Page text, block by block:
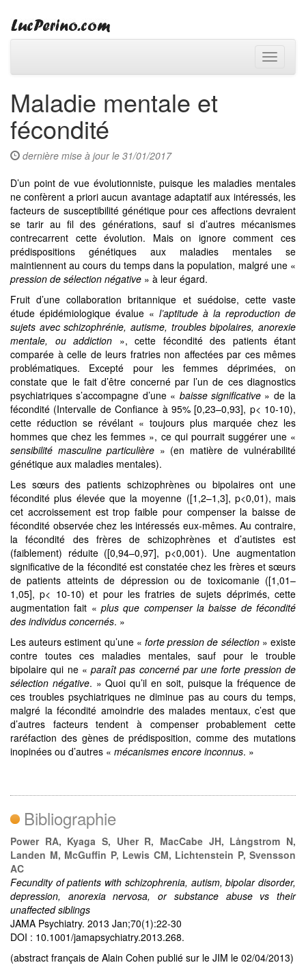
Toggle
Maladie mentale et
fécondité
dernière mise à jour le 31/01/2017
D’un point de vue évolutionniste, puisque les maladies mentales
ne confèrent a priori aucun avantage adaptatif aux intéressés, les
facteurs de susceptibilité génétique pour ces affections devraient
se tarir au fil des générations, sauf si d’autres mécanismes
contrecarrent cette évolution. Mais on ignore comment ces
prédispositions génétiques aux maladies mentales se
maintiennent au cours du temps dans la population, malgré une «
pression de sélection négative » à leur égard.
Fruit d’une collaboration britannique et suédoise, cette vaste
étude épidémiologique évalue « l’aptitude à la reproduction de
sujets avec schizophrénie, autisme, troubles bipolaires, anorexie
mentale, ou addiction », cette fécondité des patients étant
comparée à celle de leurs fratries non affectées par ces mêmes
problématiques. Excepté pour les femmes déprimées, on
constate que le fait d’être concerné par l’un de ces diagnostics
psychiatriques s’accompagne d’une « baisse significative» de la
fécondité (Intervalle de Confiance à 95% [0,23–0,93], p< 10-10),
cette réduction se révélant « toujours plus marquée chez les
hommes que chez les femmes », ce qui pourrait suggérer une «
sensibilité masculine particulière » (en matière de vulnérabilité
génétique aux maladies mentales).
Les sœurs des patients schizophrènes ou bipolaires ont une
fécondité plus élevée que la moyenne ([1,2–1,3], p<0,01), mais
cet accroissement est trop faible pour compenser la baisse de
fécondité observée chez les intéressés eux-mêmes. Au contraire,
la fécondité des frères de schizophrènes et d’autistes est
(faiblement) réduite ([0,94–0,97], p<0,001). Une augmentation
significative de la fécondité est constatée chez les frères et sœurs
de patients atteints de dépression ou de toxicomanie ([1,01–
1,05], p< 10-10) et pour les fratries de sujets déprimés, cette
augmentation fait « plus que compenser la baisse de fécondité
des individus concernés. »
Les auteurs estiment qu’une « forte pression de sélection» existe
contre toutes ces maladies mentales, sauf pour le trouble
bipolaire qui ne «paraît pas concerné par une forte pression de
sélection négative. » Quoi qu’il en soit, puisque la fréquence de
ces troubles psychiatriques ne diminue pas au cours du temps,
malgré la fécondité amoindrie des malades mentaux, c’est que
d’autres facteurs tendent à compenser probablement cette
raréfaction des gènes de prédisposition, comme des mutations
inopinées ou d’autres « mécanismes encore inconnus. »
Bibliographie
Power RA, Kyaga S, Uher R, MacCabe JH, Långstrom N,
Landen M, McGuffin P, Lewis CM, Lichtenstein P, Svensson
AC
Fecundity of patients with schizophrenia, autism, bipolar disorder,
depression, anorexia nervosa, or substance abuse vs their
unaffected siblings
JAMA Psychiatry. 2013 Jan;70(1):22-30
DOI : 10.1001/jamapsychiatry.2013.268.
(abstract français de Alain Cohen publié sur le JIM le 02/04/2013)